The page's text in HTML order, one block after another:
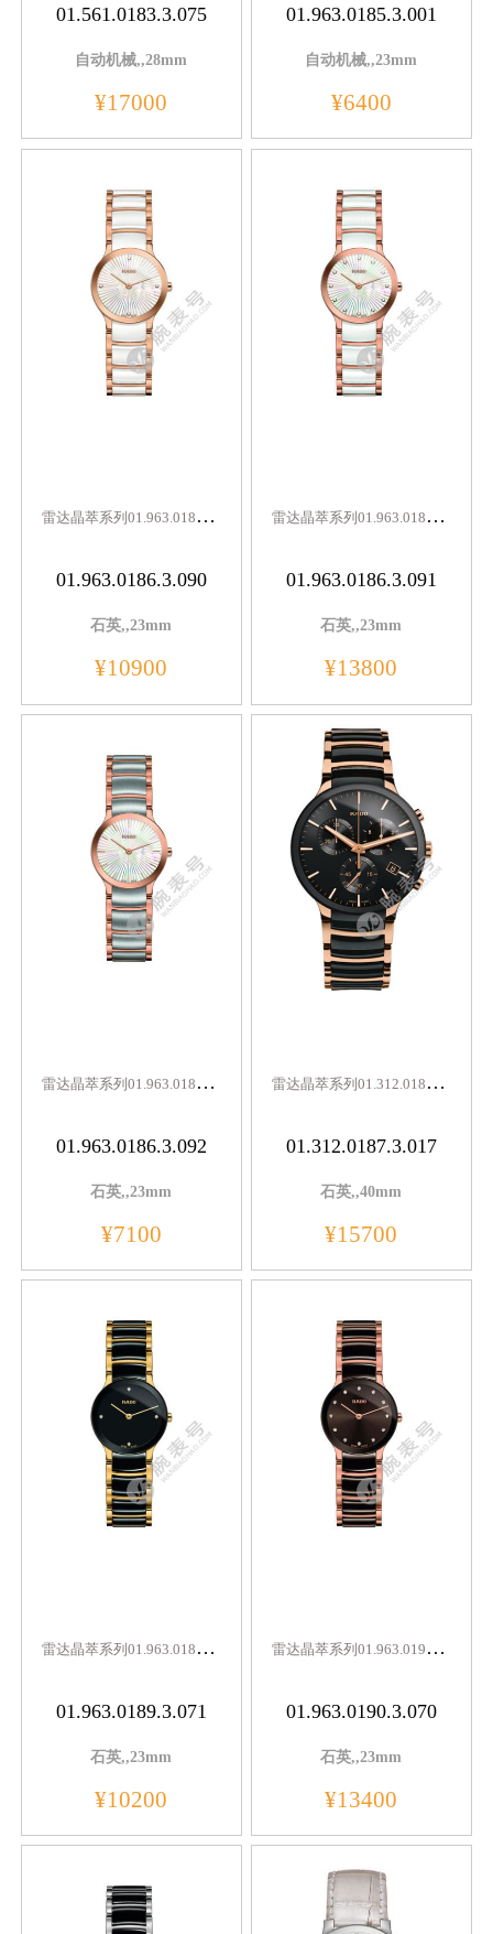
01.561.0183.3.075
自动机械,,28mm
¥17000
01.963.0185.3.001
自动机械,,23mm
¥6400
雷
达晶萃系列01.963.0186.3.090
01.963.0186.3.090
石英,,23mm
¥10900
雷
达晶萃系列01.963.0186.3.091
01.963.0186.3.091
石英,,23mm
¥13800
雷
达晶萃系列01.963.0186.3.092
01.963.0186.3.092
石英,,23mm
¥7100
雷
达晶萃系列01.312.0187.3.017
01.312.0187.3.017
石英,,40mm
¥15700
雷
达晶萃系列01.963.0189.3.071
01.963.0189.3.071
石英,,23mm
¥10200
雷
达晶萃系列01.963.0190.3.070
01.963.0190.3.070
石英,,23mm
¥13400